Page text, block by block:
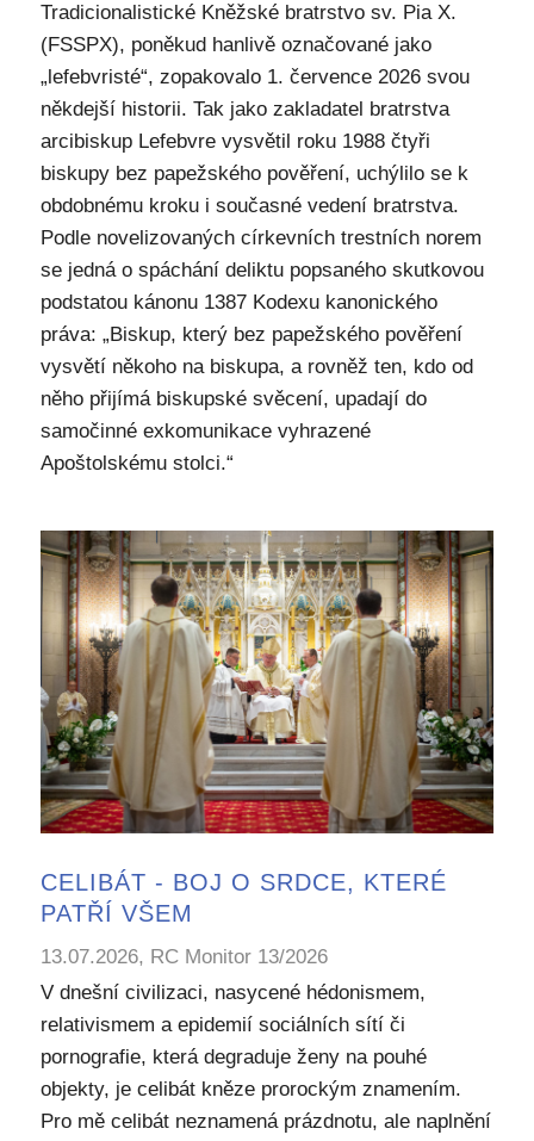
Tradicionalistické Kněžské bratrstvo sv. Pia X.
(FSSPX), poněkud hanlivě označované jako
„lefebvristé“, zopakovalo 1. července 2026 svou
někdejší historii. Tak jako zakladatel bratrstva
arcibiskup Lefebvre vysvětil roku 1988 čtyři
biskupy bez papežského pověření, uchýlilo se k
obdobnému kroku i současné vedení bratrstva.
Podle novelizovaných církevních trestních norem
se jedná o spáchání deliktu popsaného skutkovou
podstatou kánonu 1387 Kodexu kanonického
práva: „Biskup, který bez papežského pověření
vysvětí někoho na biskupa, a rovněž ten, kdo od
něho přijímá biskupské svěcení, upadají do
samočinné exkomunikace vyhrazené
Apoštolskému stolci.“
CELIBÁT - BOJ O SRDCE, KTERÉ
PATŘÍ VŠEM
13.07.2026, RC Monitor 13/2026
V dnešní civilizaci, nasycené hédonismem,
relativismem a epidemií sociálních sítí či
pornografie, která degraduje ženy na pouhé
objekty, je celibát kněze prorockým znamením.
Pro mě celibát neznamená prázdnotu, ale naplnění